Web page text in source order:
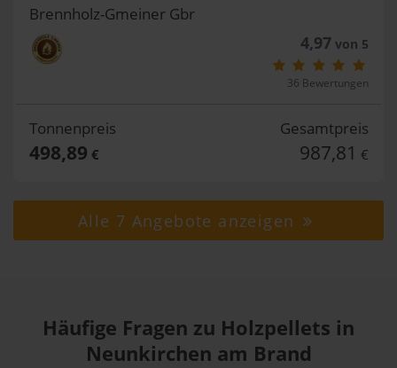
Brennholz-Gmeiner Gbr
4,97von 5
36 Bewertungen
Tonnenpreis
498,89 €
Gesamtpreis
987,81 €
Alle 7 Angebote anzeigen
Häufige Fragen zu Holzpellets in
Neunkirchen am Brand